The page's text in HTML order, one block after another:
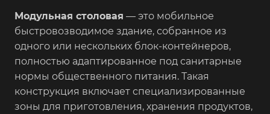
Модульная столовая — это мобильное
быстровозводимое здание, собранное из
одного или нескольких блок-контейнеров,
полностью адаптированное под санитарные
нормы общественного питания. Такая
конструкция включает специализированные
зоны для приготовления, хранения продуктов,